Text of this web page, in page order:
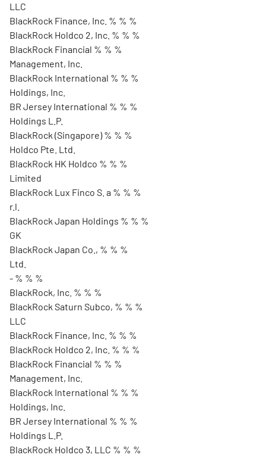
LLC
BlackRock Finance, Inc. % % %
BlackRock Holdco 2, Inc. % % %
BlackRock Financial % % %
Management, Inc.
BlackRock International % % %
Holdings, Inc.
BR Jersey International % % %
Holdings L.P.
BlackRock (Singapore) % % %
Holdco Pte. Ltd.
BlackRock HK Holdco % % %
Limited
BlackRock Lux Finco S. a % % %
r.l.
BlackRock Japan Holdings % % %
GK
BlackRock Japan Co., % % %
Ltd.
- % % %
BlackRock, Inc. % % %
BlackRock Saturn Subco, % % %
LLC
BlackRock Finance, Inc. % % %
BlackRock Holdco 2, Inc. % % %
BlackRock Financial % % %
Management, Inc.
BlackRock International % % %
Holdings, Inc.
BR Jersey International % % %
Holdings L.P.
BlackRock Holdco 3, LLC % % %